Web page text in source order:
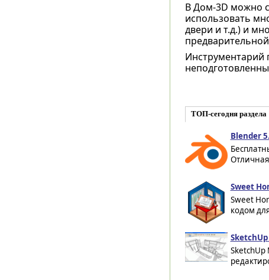
В Дом-3D можно
использовать
двери и т.д.) и
Инструментарий
ТОП-сегодня
Blender
Sweet
Sweet
кодом
SketchUp